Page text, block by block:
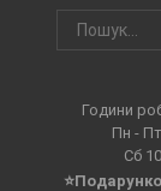
Години
Пн -
Сб